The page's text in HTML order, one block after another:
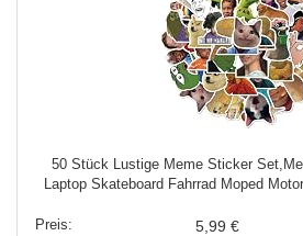
50 Stück Lustige Meme Sticker
Laptop Skateboard Fahrrad Moped
5,99 €